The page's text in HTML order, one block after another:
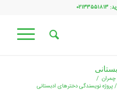
چمران /
/پروژه نویسندگی دخترهای ادبستانی